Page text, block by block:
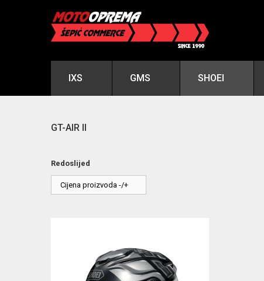
IXS GMS SHOEI
GT-AIR II
Redoslijed
Cijena proizvoda -/+